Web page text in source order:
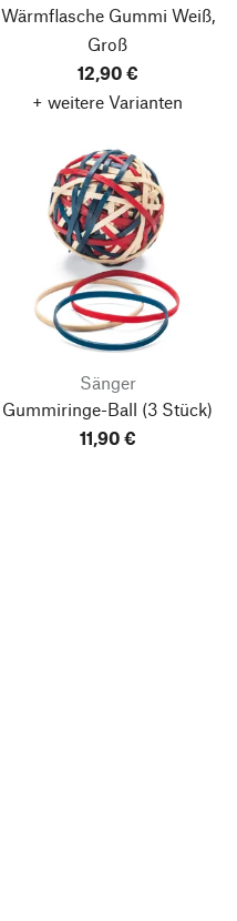
Wärmflasche Gummi Weiß,
Groß
12,90 €
+ weitere Varianten
Sänger
Gummiringe-Ball (3 Stück)
11,90 €